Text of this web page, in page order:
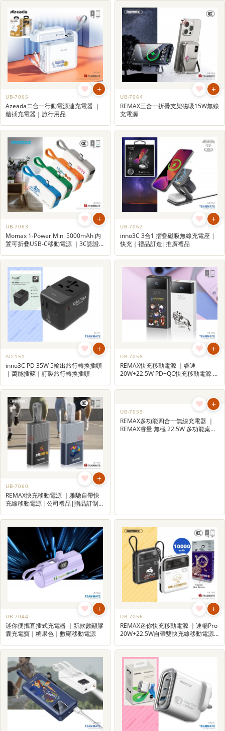
+
UB-7065
Azeada二合一行動電源連充電器 ｜
牆插充電器｜旅行用品
+
UB-7064
REMAX三合一折疊支架磁吸15W無線
充電源
+
UB-7063
Momax 1-Power Mini 5000mAh 内
置可折叠USB-C移動電源 ｜3C認證充
+
UB-7062
inno3C 3合1 摺疊磁吸無線充電座 |
快充｜禮品訂造|推廣禮品
+
AD-151
inno3C PD 35W 5輸出旅行轉換插頭
｜萬能插蘇｜訂製旅行轉換插頭
+
UB-7058
REMAX快充移動電源 ｜睿速
20W+22.5W PD+QC快充移動電源 |
禮品
+
UB-7060
REMAX快充移動電源 ｜雅馳自帶快
充線移動電源 |公司禮品|贈品訂制|
+
UB-7044
迷你便攜直插式充電器 ｜新款數顯膠
囊充電寶｜糖果色｜數顯移動電源
+
UB-7056
REMAX迷你快充移動電源 ｜速暢Pro
20W+22.5W自帶雙快充線移動電源
品訂造 | 禮品訂製